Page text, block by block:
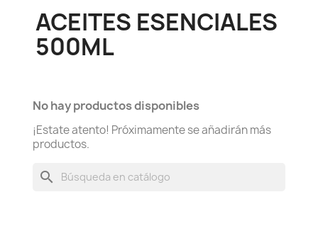
ACEITES ESENCIALES
500ML
No hay productos disponibles
¡Estate atento! Próximamente se añadirán más
productos.
search